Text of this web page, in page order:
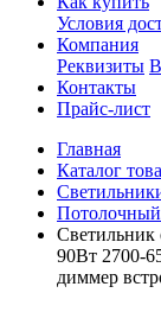
Условия
Компания
Реквизиты
Контакты
Прайс-лист
Главная
Каталог
Светильник
90Вт 2700-
диммер